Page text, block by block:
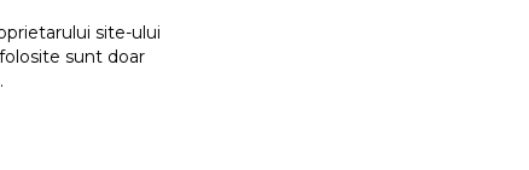
site-ului
sunt doar